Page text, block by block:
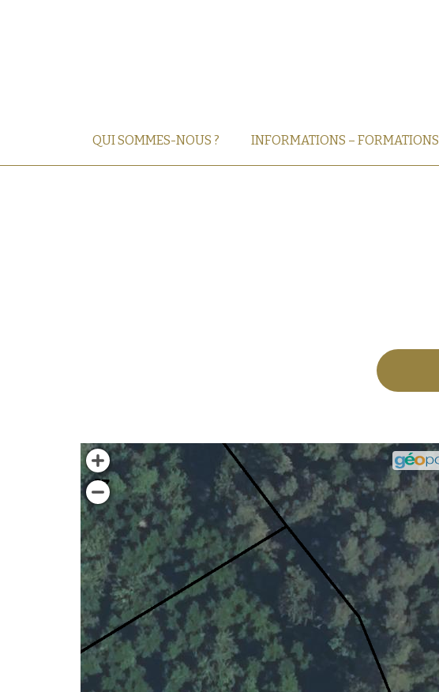
QUI SOMMES-NOUS ? INFORMATIONS – FORMATIONS